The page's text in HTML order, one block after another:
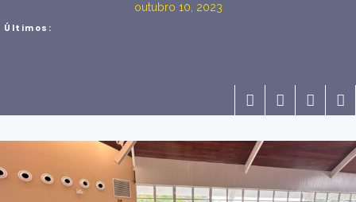
outubro 10, 2023
Últimos: